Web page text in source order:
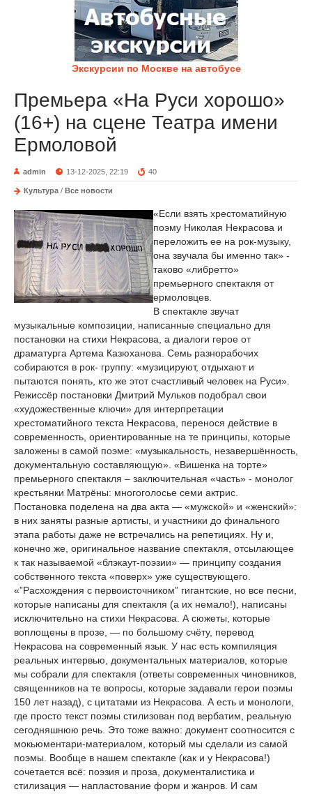
Экскурсии по Москве на автобусе
Премьера «На Руси хорошо»
(16+) на сцене Театра имени
Ермоловой
admin 13-12-2025, 22:19 40
Культура / Все новости
«Если взять хрестоматийную
поэму Николая Некрасова и
переложить ее на рок-музыку,
она звучала бы именно так» -
таково «либретто»
премьерного спектакля от
ермоловцев.
В спектакле звучат
музыкальные композиции, написанные специально для
постановки на стихи Некрасова, а диалоги герое от
драматурга Артема Казюханова. Семь разнорабочих
собираются в рок- группу: «музицируют, отдыхают и
пытаются понять, кто же этот счастливый человек на Руси».
Режиссёр постановки Дмитрий Мульков подобрал свои
«художественные ключи» для интерпретации
хрестоматийного текста Некрасова, перенося действие в
современность, ориентированные на те принципы, которые
заложены в самой поэме: «музыкальность, незавершённость,
документальную составляющую». «Вишенка на торте»
премьерного спектакля – заключительная «часть» - монолог
крестьянки Матрёны: многоголосье семи актрис.
Постановка поделена на два акта — «мужской» и «женский»:
в них заняты разные артисты, и участники до финального
этапа работы даже не встречались на репетициях. Ну и,
конечно же, оригинальное название спектакля, отсылающее
к так называемой «блэкаут-поэзии» — принципу создания
собственного текста «поверх» уже существующего.
«”Расхождения с первоисточником” гигантские, но все песни,
которые написаны для спектакля (а их немало!), написаны
исключительно на стихи Некрасова. А сюжеты, которые
воплощены в прозе, — по большому счёту, перевод
Некрасова на современный язык. У нас есть компиляция
реальных интервью, документальных материалов, которые
мы собрали для спектакля (ответы современных чиновников,
священников на те вопросы, которые задавали герои поэмы
150 лет назад), с цитатами из Некрасова. А есть и монологи,
где просто текст поэмы стилизован под вербатим, реальную
сегодняшнюю речь. Это тоже важно: документ соотносится с
мокьюментари-материалом, который мы сделали из самой
поэмы. Вообще в нашем спектакле (как и у Некрасова!)
сочетается всё: поэзия и проза, документалистика и
стилизация — напластование форм и жанров. И сам